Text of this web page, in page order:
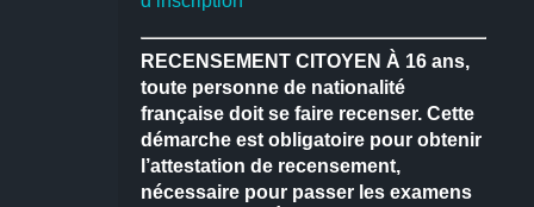
RECENSEMENT CITOYEN À 16 ans,
toute personne de nationalité
française doit se faire recenser. Cette
démarche est obligatoire pour obtenir
l’attestation de recensement,
nécessaire pour passer les examens